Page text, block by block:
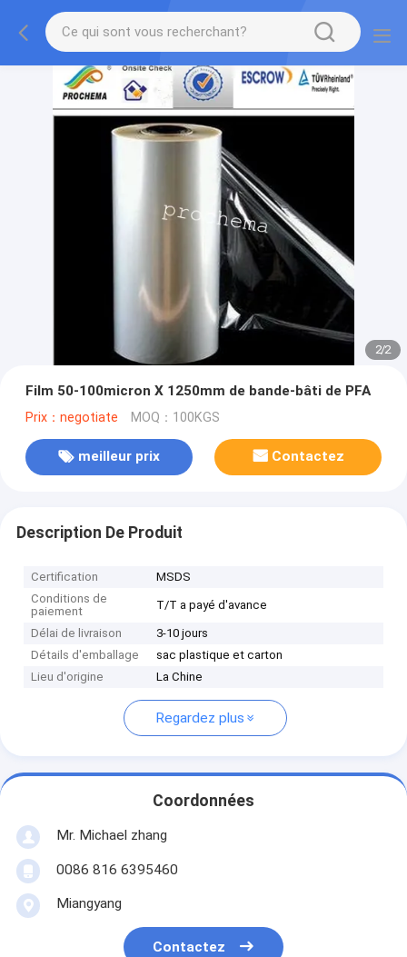
2/2
Film 50-100micron X 1250mm de bande-bâti de PFA
Prix：negotiate MOQ：100KGS
meilleur prix Contactez
Description De Produit
Certification
MSDS
Conditions de
paiement
T/T a payé d'avance
Délai de livraison
3-10 jours
Détails d'emballage
sac plastique et carton
Lieu d'origine
La Chine
Regardez plus
Coordonnées
Mr. Michael zhang
0086 816 6395460
Miangyang
Contactez